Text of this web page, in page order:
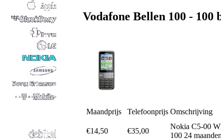
Vodafone Bellen 100 - 100
Maandprijs Telefoonprijs Omschrijving
€14,50 €35,00
Nokia C5-00
100 24